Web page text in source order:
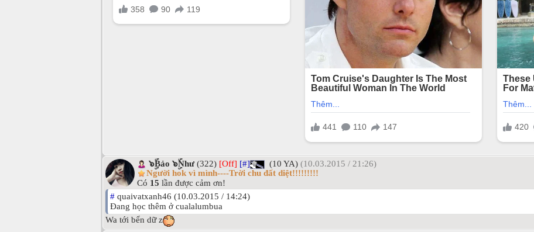
๖ۣۜBảo ๖ۣۜNhư (322) [Off] [#] (10 YA) (10.03.2015 / 21:26)
Người hok vì mình----Trời chu đất diệt!!!!!!!!!
Có 15 lần được cảm ơn!
# quaivatxanh46 (10.03.2015 / 14:24)
Đang học thêm ở cualalumbua
Wa tới bển dữ z